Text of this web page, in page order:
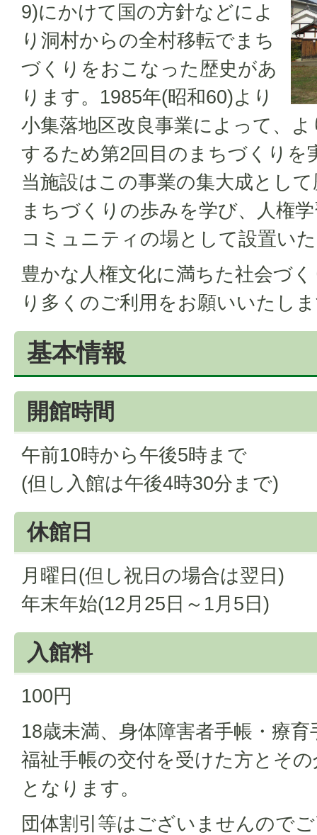
9)にかけて国の方針などによ
り洞村からの全村移転でまち
づくりをおこなった歴史があ
ります。1985年(昭和60)より
小集落地区改良事業によって、
するため第2回目のまちづくりを
当施設はこの事業の集大成とし
まちづくりの歩みを学び、人権
コミュニティの場として設置い
豊かな人権文化に満ちた社会づ
り多くのご利用をお願いいたし
基本情報
開館時間
午前10時から午後5時まで
(但し入館は午後4時30分まで)
休館日
月曜日(但し祝日の場合は翌日)
年末年始(12月25日～1月5日)
入館料
100円
18歳未満、身体障害者手帳・療
福祉手帳の交付を受けた方とそ
となります。
団体割引等はございませんので